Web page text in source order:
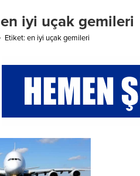
en iyi uçak gemileri
Etiket: en iyi uçak gemileri